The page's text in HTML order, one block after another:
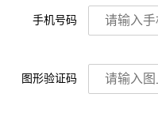
手机号码
图形验证码